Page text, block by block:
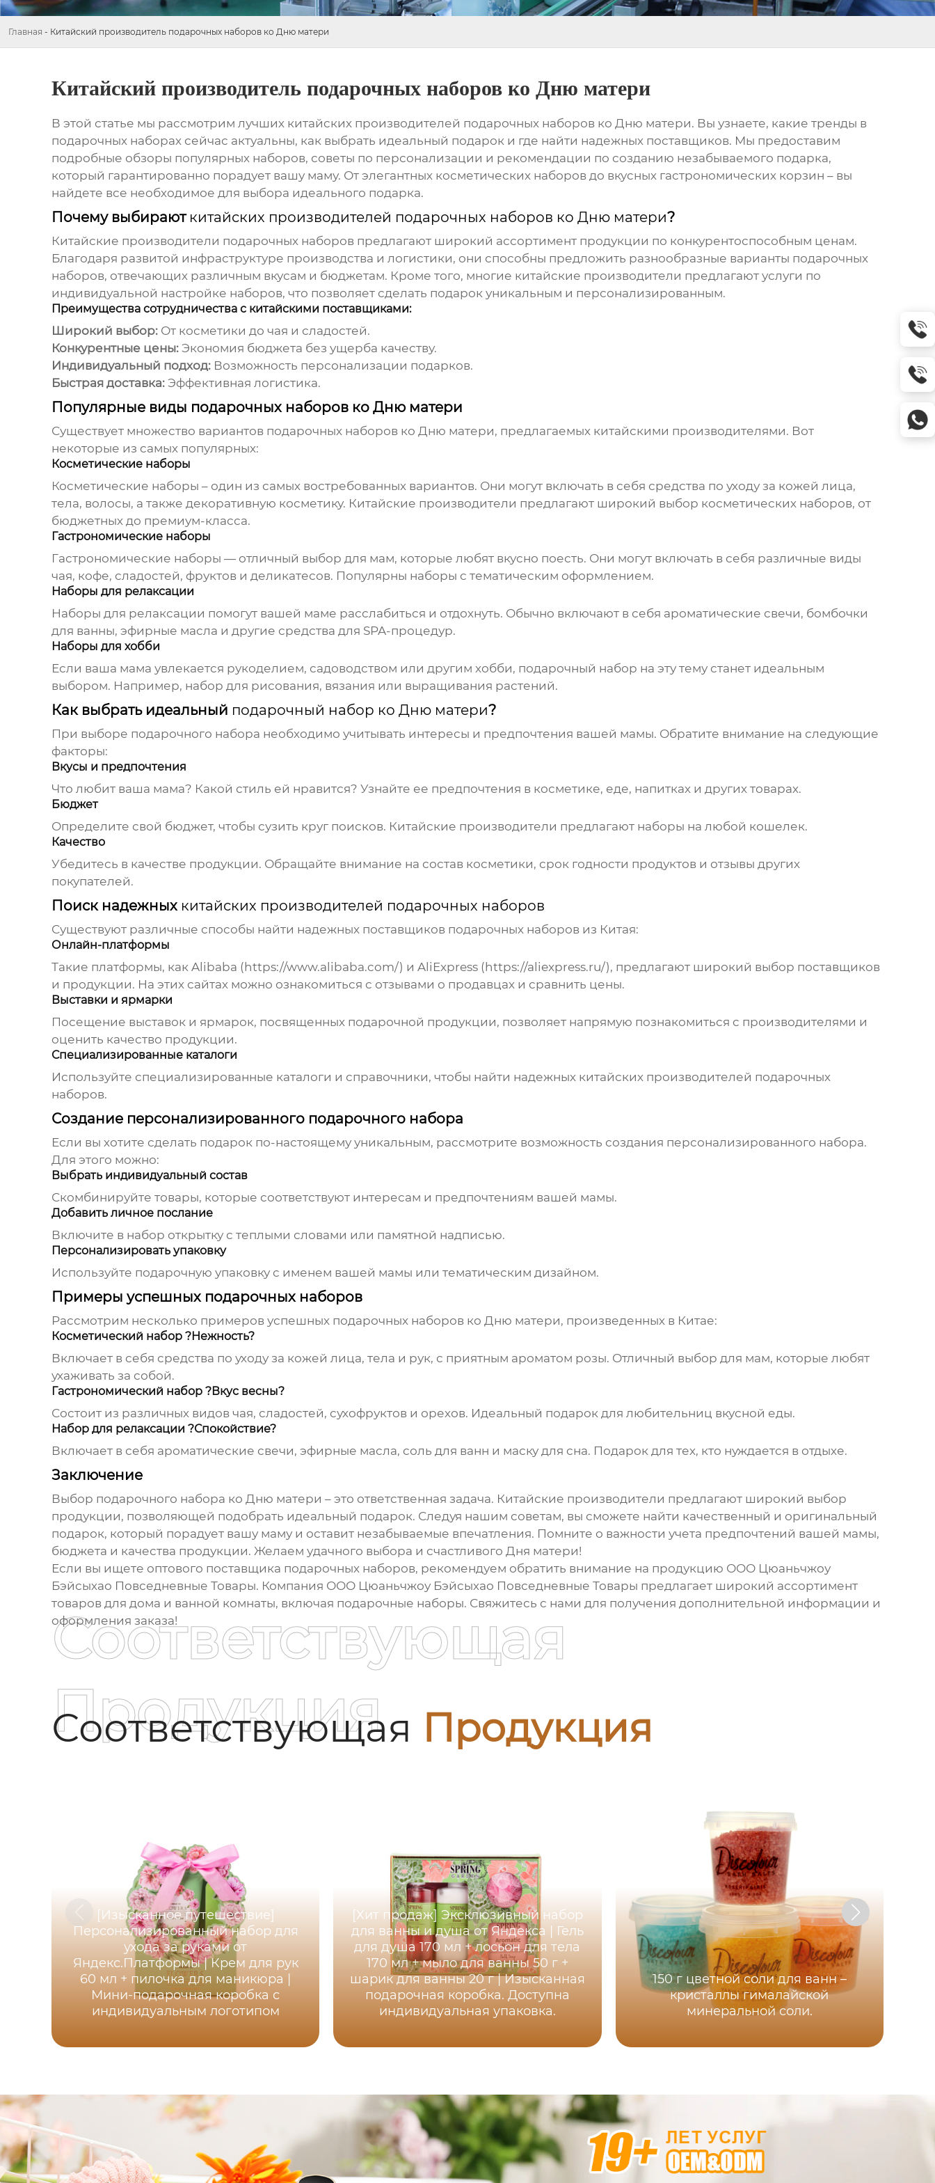
Главная - Китайский производитель подарочных наборов ко Дню матери
Китайский производитель подарочных наборов ко Дню матери
В этой статье мы рассмотрим лучших китайских производителей подарочных наборов ко Дню матери. Вы узнаете, какие тренды в
подарочных наборах сейчас актуальны, как выбрать идеальный подарок и где найти надежных поставщиков. Мы предоставим
подробные обзоры популярных наборов, советы по персонализации и рекомендации по созданию незабываемого подарка,
который гарантированно порадует вашу маму. От элегантных косметических наборов до вкусных гастрономических корзин – вы
найдете все необходимое для выбора идеального подарка.
Почему выбирают китайских производителей подарочных наборов ко Дню матери?
Китайские производители подарочных наборовпредлагают широкий ассортимент продукции по конкурентоспособным ценам.
Благодаря развитой инфраструктуре производства и логистики, они способны предложить разнообразные варианты подарочных
наборов, отвечающих различным вкусам и бюджетам. Кроме того, многие китайские производители предлагают услуги по
индивидуальной настройке наборов, что позволяет сделать подарок уникальным и персонализированным.
Преимущества сотрудничества с китайскими поставщиками:
Широкий выбор:От косметики до чая и сладостей.
Конкурентные цены:Экономия бюджета без ущерба качеству.
Индивидуальный подход:Возможность персонализации подарков.
Быстрая доставка:Эффективная логистика.
Популярные виды подарочных наборов ко Дню матери
Существует множество вариантов подарочных наборов ко Дню матери, предлагаемых китайскими производителями. Вот
некоторые из самых популярных:
Косметические наборы
Косметические наборы – один из самых востребованных вариантов. Они могут включать в себя средства по уходу за кожей лица,
тела, волосы, а также декоративную косметику. Китайские производители предлагают широкий выбор косметических наборов, от
бюджетных до премиум-класса.
Гастрономические наборы
Гастрономические наборы — отличный выбор для мам, которые любят вкусно поесть. Они могут включать в себя различные виды
чая, кофе, сладостей, фруктов и деликатесов. Популярны наборы с тематическим оформлением.
Наборы для релаксации
Наборы для релаксации помогут вашей маме расслабиться и отдохнуть. Обычно включают в себя ароматические свечи, бомбочки
для ванны, эфирные масла и другие средства для SPA-процедур.
Наборы для хобби
Если ваша мама увлекается рукоделием, садоводством или другим хобби, подарочный набор на эту тему станет идеальным
выбором. Например, набор для рисования, вязания или выращивания растений.
Как выбрать идеальный подарочный набор ко Дню матери?
При выборе подарочного набора необходимо учитывать интересы и предпочтения вашей мамы. Обратите внимание на следующие
факторы:
Вкусы и предпочтения
Что любит ваша мама? Какой стиль ей нравится? Узнайте ее предпочтения в косметике, еде, напитках и других товарах.
Бюджет
Определите свой бюджет, чтобы сузить круг поисков. Китайские производители предлагают наборы на любой кошелек.
Качество
Убедитесь в качестве продукции. Обращайте внимание на состав косметики, срок годности продуктов и отзывы других
покупателей.
Поиск надежных китайских производителей подарочных наборов
Существуют различные способы найти надежных поставщиков подарочных наборов из Китая:
Онлайн-платформы
Такие платформы, как Alibaba ( https://www.alibaba.com/) и AliExpress ( https://aliexpress.ru/), предлагают широкий выбор поставщиков
и продукции. На этих сайтах можно ознакомиться с отзывами о продавцах и сравнить цены.
Выставки и ярмарки
Посещение выставок и ярмарок, посвященных подарочной продукции, позволяет напрямую познакомиться с производителями и
оценить качество продукции.
Специализированные каталоги
Используйте специализированные каталоги и справочники, чтобы найти надежных китайских производителей подарочных
наборов.
Создание персонализированного подарочного набора
Если вы хотите сделать подарок по-настоящему уникальным, рассмотрите возможность создания персонализированного набора.
Для этого можно:
Выбрать индивидуальный состав
Скомбинируйте товары, которые соответствуют интересам и предпочтениям вашей мамы.
Добавить личное послание
Включите в набор открытку с теплыми словами или памятной надписью.
Персонализировать упаковку
Используйте подарочную упаковку с именем вашей мамы или тематическим дизайном.
Примеры успешных подарочных наборов
Рассмотрим несколько примеров успешных подарочных наборов ко Дню матери, произведенных в Китае:
Косметический набор ?Нежность?
Включает в себя средства по уходу за кожей лица, тела и рук, с приятным ароматом розы. Отличный выбор для мам, которые любят
ухаживать за собой.
Гастрономический набор ?Вкус весны?
Состоит из различных видов чая, сладостей, сухофруктов и орехов. Идеальный подарок для любительниц вкусной еды.
Набор для релаксации ?Спокойствие?
Включает в себя ароматические свечи, эфирные масла, соль для ванн и маску для сна. Подарок для тех, кто нуждается в отдыхе.
Заключение
Выбор подарочного набора ко Дню матери – это ответственная задача. Китайские производители предлагают широкий выбор
продукции, позволяющей подобрать идеальный подарок. Следуя нашим советам, вы сможете найти качественный и оригинальный
подарок, который порадует вашу маму и оставит незабываемые впечатления. Помните о важности учета предпочтений вашей мамы,
бюджета и качества продукции. Желаем удачного выбора и счастливого Дня матери!
Если вы ищете оптового поставщика подарочных наборов, рекомендуем обратить внимание на продукцию ООО Цюаньчжоу
Бэйсыхао Повседневные Товары. Компания ООО Цюаньчжоу Бэйсыхао Повседневные Товары предлагает широкий ассортимент
товаров для дома и ванной комнаты, включая подарочные наборы. Свяжитесь с нами для получения дополнительной информации и
оформления заказа!
Соответствующая Продукция
Соответствующая
Продукция
[Изысканное путешествие]
Персонализированный набор для
ухода за руками от
Яндекс.Платформы | Крем для рук
60 мл + пилочка для маникюра |
Мини-подарочная коробка с
индивидуальным логотипом
[Хит продаж] Эксклюзивный набор
для ванны и душа от Яндекса | Гель
для душа 170 мл + лосьон для тела
170 мл + мыло для ванны 50 г +
шарик для ванны 20 г | Изысканная
подарочная коробка. Доступна
индивидуальная упаковка.
150 г цветной соли для ванн –
кристаллы гималайской
минеральной соли.